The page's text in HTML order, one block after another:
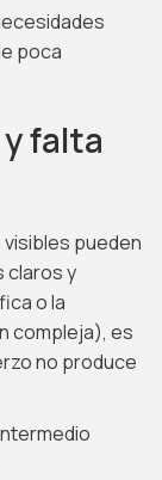
poca
falta
pueden
claros y
o la
compleja), es
no produce